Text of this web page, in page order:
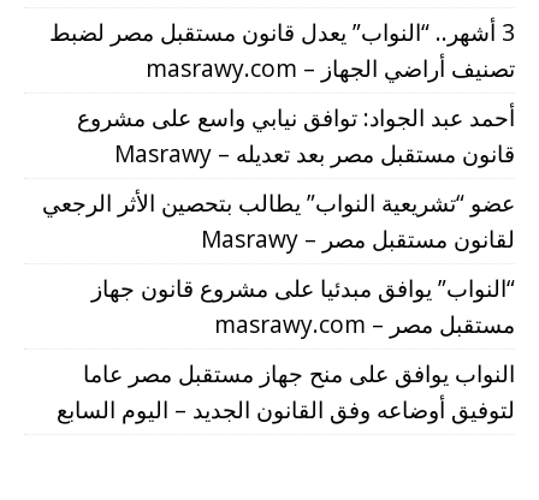
3 أشهر.. “النواب” يعدل قانون مستقبل مصر لضبط
تصنيف أراضي الجهاز – masrawy.com
أحمد عبد الجواد: توافق نيابي واسع على مشروع
قانون مستقبل مصر بعد تعديله – Masrawy
عضو “تشريعية النواب” يطالب بتحصين الأثر الرجعي
لقانون مستقبل مصر – Masrawy
“النواب” يوافق مبدئيا على مشروع قانون جهاز
مستقبل مصر – masrawy.com
النواب يوافق على منح جهاز مستقبل مصر عاما
لتوفيق أوضاعه وفق القانون الجديد – اليوم السابع